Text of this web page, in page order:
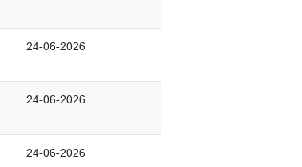
24-06-2026
24-06-2026
24-06-2026